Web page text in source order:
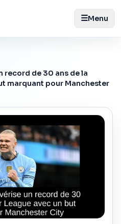
☰Menu
record de 30 ans de la
marquant pour Manchester